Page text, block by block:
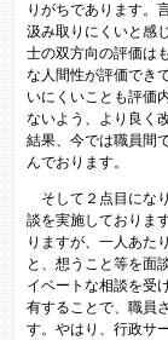
りがちであります。
汲み取りにくいと感
士の双方向の評価は
な人間性が評価でき
いにくいことも評価
ないよう、より良く
結果、今では職員間
んでおります。
そして２点目にな
談を実施しておりま
りますが、一人あた
と、想うこと等を面
イベートな相談を受
有することで、職員
す。やはり、行政サ